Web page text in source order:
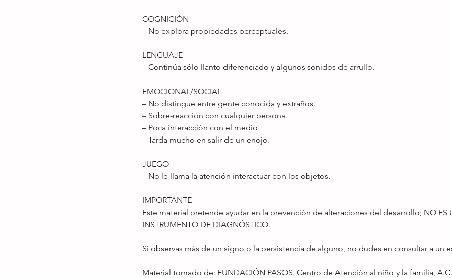
COGNICIÓN
– No explora propiedades perceptuales.
LENGUAJE
– Continúa sólo llanto diferenciado y algunos sonidos de arrullo.
EMOCIONAL/SOCIAL
– No distingue entre gente conocida y extraños.
– Sobre-reacción con cualquier persona.
– Poca interacción con el medio
– Tarda mucho en salir de un enojo.
JUEGO
– No le llama la atención interactuar con los objetos.
IMPORTANTE
Este material pretende ayudar en la prevención de alteraciones del desarrollo; NO ES
INSTRUMENTO DE DIAGNÓSTICO.
Si observas más de un signo o la persistencia de alguno, no dudes en consultar a un
Material tomado de: FUNDACIÓN PASOS. Centro de Atención al niño y la familia, A.C.